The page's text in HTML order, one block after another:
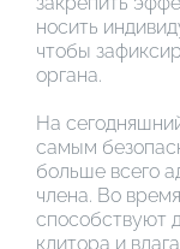
носить
чтобы
органа.
На
самым
больше всего
члена. Во
способствуют
клитора и